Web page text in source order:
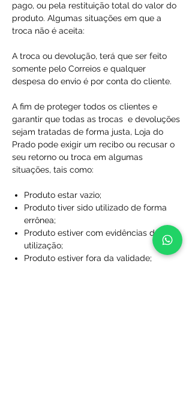
pago, ou pela restituição total do valor do
produto. Algumas situações em que a
troca não é aceita:
A troca ou devolução, terá que ser feito
somente pelo Correios e qualquer
despesa do envio é por conta do cliente.
A fim de proteger todos os clientes e
garantir que todas as trocas e devoluções
sejam tratadas de forma justa, Loja do
Prado pode exigir um recibo ou recusar o
seu retorno ou troca em algumas
situações, tais como:
Produto estar vazio;
Produto tiver sido utilizado de forma
errônea;
Produto estiver com evidências de
utilização;
Produto estiver fora da validade;